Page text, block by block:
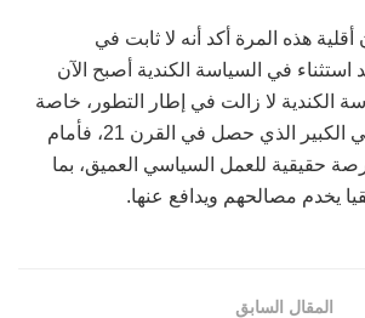
أقلية هذه المرة أكد أنه لا ثابت في
استثناء في السياسة الكندية أصبح الآن
الكندية لا زالت في إطار التطور، خاصة
بعد التغير الديموغرافي الكبير الذي حصل في القرن 21، فأمام
حقيقية للعمل السياسي العميق، بما
يخدم مصالحهم ويدافع عنها.
المقال السابق